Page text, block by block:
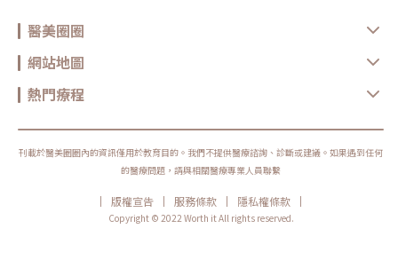
3萬 需要動刀的縮鼻翼手術方式有哪些？價格又是多少？•內開手術：手術
切口位於鼻孔內側進行，再運用縫合來縮短鼻翼兩側之間的位置，以達到縮
小鼻翼的效果。此方法適用族群僅單純鼻翼太寬、鼻孔過大的情況，而傷口
疤痕會位於鼻孔內，因此看不出傷痕。但此方式較受限鼻翼縮小程度，且在
縫合在鼻翼和臉頰的交會部位，能改善鼻翼的面積，有效調整鼻翼外擴的弧
度，使整體鼻型呈現較小的樣貌。主要適用於鼻翼太厚、鼻邊緣太寬、以及
理。 手術名稱 內開手術 外開手術 手術位置 鼻孔內側 鼻翼外側 適用族群
勢 縮小程度受限 復原期長 術後初期表情無法太大 傷痕較明顯 價格費用 2
翼手術進行雕塑。根據每個人的氣質和臉型進行調整，建議在手術前與醫師
非單純的商業交易，所有的療程都伴隨著風險。因此，作為消費者應該謹慎
選擇合適的醫療方案，以確保安全與健康。
醫美圈圈
網站地圖
熱門療程
刊載於醫美圈圈內的資訊僅用於教育目的。我們不提供醫療諮詢、診斷或建議。如果遇到任何
的醫療問題，請與相關醫療專業人員聯繫
| 版權宣告 | 服務條款 | 隱私權條款
|
Copyright © 2022 Worth it All rights reserved.